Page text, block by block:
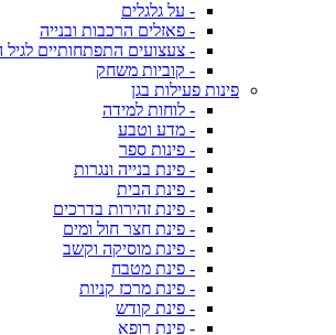
- על גלגלים
- פאזלים הרכבות ובנייה
- צעצועים התפתחותיים לגיל
- קוביות משחק
פינות פעילות בגן
- לוחות למידה
- מדע וטבע
- פינות ספר
- פינת בנייה ונגרות
- פינת הבית
- פינת זהירות בדרכים
- פינת חצר חול ומים
- פינת מוסיקה וקשב
- פינת מטבח
- פינת מרכז קניות
- פינת קודש
- פינת רופא